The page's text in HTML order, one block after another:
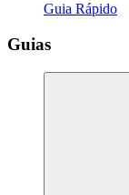
Guia Rápido
Guias